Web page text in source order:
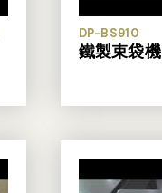
DP-BS910
鐵製束袋機